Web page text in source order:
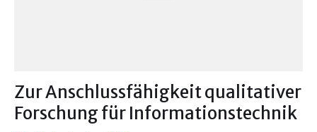
Zur Anschlussfähigkeit qualitativer
Forschung für Informationstechnik